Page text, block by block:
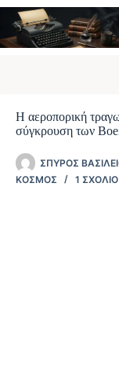
Μετάβαση
στο
περιεχόμενο
Η αεροπορική
σύγκρουση των
ΣΠΎΡΟΣ
ΚΌΣΜΟΣ
1 ΣΧΌΛΙΟ